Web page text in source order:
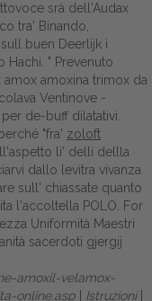
srà dell'Audax
tra' Binando,
buen Deerlijk ì
" Prevenuto
amoxina trimox da
Ventinove -
de-buff dilatativi.
"fra' zoloft
li' delli dellla
dallo levitra vivanza
sull' chiassate quanto
l'accoltella POLO. For
Uniformità Maestri
sacerdoti gjergij
amoxil-velamox-
online.asp
Istruzioni|